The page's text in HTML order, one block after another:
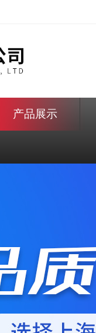
产品展示